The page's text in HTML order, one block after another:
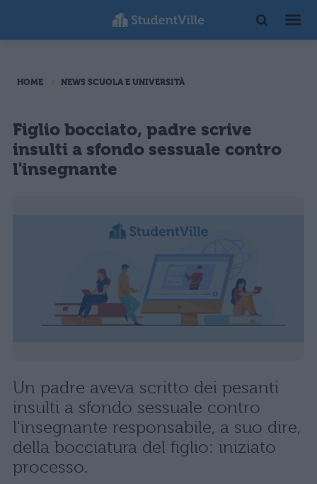
HOME NEWS SCUOLA E UNIVERSITÀ
Figlio bocciato, padre scrive
insulti a sfondo sessuale contro
l'insegnante
Un padre aveva scritto dei pesanti
insulti a sfondo sessuale contro
l'insegnante responsabile, a suo dire,
della bocciatura del figlio: iniziato
processo.